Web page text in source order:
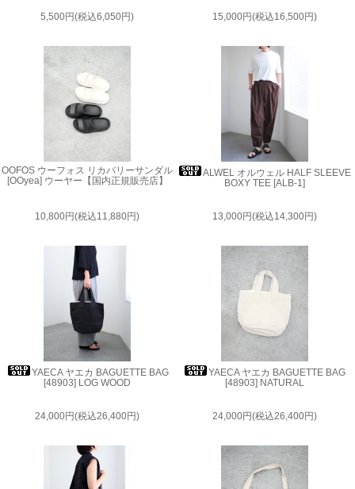
5,500円(税込6,050円) 15,000円(税込16,500円)
OOFOS ウーフォス リカバリーサンダル
[OOyea] ウーヤー【国内正規販売店】
10,800円(税込11,880円)
ALWEL オルウェル HALF SLEEVE
BOXY TEE [ALB-1]
13,000円(税込14,300円)
YAECA ヤエカ BAGUETTE BAG
[48903] LOG WOOD
24,000円(税込26,400円)
YAECA ヤエカ BAGUETTE BAG
[48903] NATURAL
24,000円(税込26,400円)